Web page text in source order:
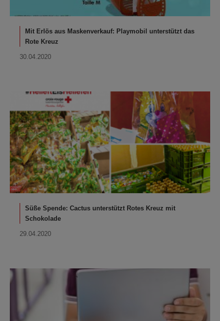
Mit Erlös aus Maskenverkauf: Playmobil unterstützt das
Rote Kreuz
30.04.2020
Süße Spende: Cactus unterstützt Rotes Kreuz mit
Schokolade
29.04.2020